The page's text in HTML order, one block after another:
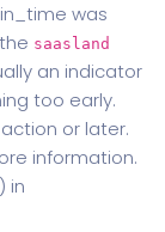
was
saasland
an indicator
too early.
action or later.
information.
in